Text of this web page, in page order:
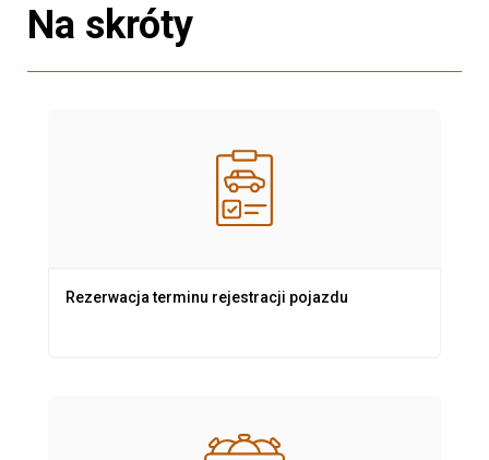
Na skróty
Rezerwacja terminu rejestracji pojazdu